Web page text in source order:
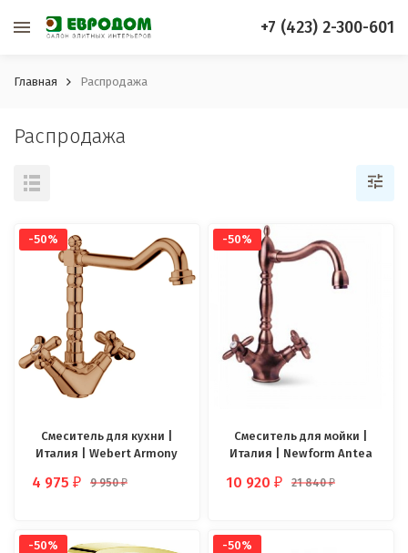
+7 (423) 2-300-601
Главная Распродажа
Распродажа
-50%
Смеситель для кухни |
Италия | Webert Armony
4 975₽ 9 950₽
-50%
Смеситель для мойки |
Италия | Newform Antea
10 920₽ 21 840₽
-50% -50%